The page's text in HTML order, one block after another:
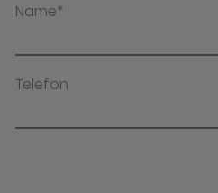
Name*
Telefon